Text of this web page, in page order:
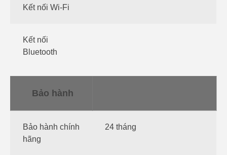
Kết nối Wi-Fi
Kết nối
Bluetooth
Bảo hành
Bảo hành chính
hãng
24 tháng